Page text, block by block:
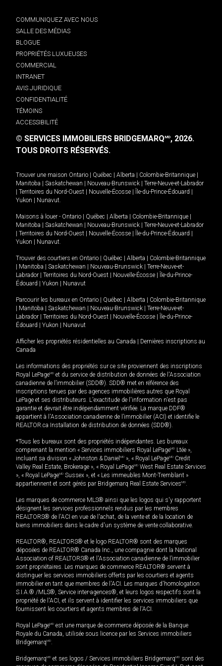
COMMUNIQUEZ AVEC NOUS
SALLE DES MÉDIAS
BLOGUE
PROPRIÉTÉS LUXUEUSES
COMMERCIAL
INTRANET
AVIS JURIDIQUE
CONFIDENTIALITÉ
TÉMOINS
ACCESSIBILITÉ
© SERVICES IMMOBILIERS BRIDGEMARQMD, 2026.
TOUS DROITS RÉSERVÉS.
Trouver une maison Ontario Québec Alberta Colombie-Britannique
Manitoba
Saskatchewan Nouveau-Brunswick
Terre-Neuve-et-Labrador
Territoires du Nord-Ouest Nouvelle-Écosse Île-du-Prince-Édouard
Yukon
Nunavut.
Maisons à louer - Ontario Québec Alberta Colombie-Britannique
Manitoba
Saskatchewan Nouveau-Brunswick
Terre-Neuve-et-Labrador
Territoires du Nord-Ouest Nouvelle-Écosse Île-du-Prince-Édouard
Yukon
Nunavut.
Trouver des courtiers en Ontario Québec Alberta
Colombie-Britannique
Manitoba Saskatchewan Nouveau-Brunswick
Terre-Neuve-et-
Labrador
Territoires du Nord-Ouest Nouvelle-Écosse
Île-du-Prince-
Édouard
Yukon Nunavut
Parcourir les bureaux en Ontario Québec Alberta
Colombie-Britannique
Manitoba Saskatchewan Nouveau-Brunswick
Terre-Neuve-et-
Labrador
Territoires du Nord-Ouest Nouvelle-Écosse
Île-du-Prince-
Édouard
Yukon Nunavut
Afficher les propriétés résidentielles au Canada
Dernières inscriptions au
Canada
Les informations des propriétés sur ce site proviennent des inscriptions
Royal LePageMD et du service de distribution de données de l'Association
canadienne de l’immobilier (SDD®). SDD® met en référence des
inscriptions tenues par des agences immobilières autres que Royal
LePage et ses distributeurs. L'exactitude de l'information n'est pas
garantie et devrait être indépendamment vérifiée. La marque DDF®
appartient à l'Association canadienne de l’immobilier (ACI) et identifie le
REALTOR.ca Installation de distribution de données (SDD®).
*Tous les bureaux sont des propriétés indépendantes. Les bureaux
comprenant la mention « Services immobiliers Royal LePageMD Ltée »,
incluant sa division « Johnston & Daniel MD », « Royal LePageMD Credit
Valley Real Estate, Brokerage », « Royal LePageMD West Real Estate Services
», « Royal LePageMD Sussex », et « Les immeubles Mont-Tremblant »
appartiennent et sont gérés par Bridgemarq Real Estate ServicesMD.
Les marques de commerce MLS® ainsi que les logos qui s'y rapportent
désignent les services professionnels rendus par les membres
REALTORS® de l'ACI en vue de l'achat, de la vente et de la location de
biens immobiliers dans le cadre d'un système de vente collaborative.
REALTOR®, REALTORS® et le logo REALTOR® sont des marques
déposées de REALTOR® Canada Inc., une compagnie dont la National
Association of REALTORS® et l'Association canadienne de l’immobilier
sont propriétaires. Les marques de commerce REALTOR® servent à
distinguer les services immobiliers offerts par les courtiers et agents
immobilier en tant que membres de l'ACI. Les marques d'homologation
S.I.A.® /MLS®, Service inter-agences®, et leurs logos respectifs sont la
propriété de l'ACI, et ils servent à identifier les services immobiliers que
fournissent les courtiers et agents membres de l'ACI.
Royal LePageMD est une marque de commerce déposée de la Banque
Royale du Canada, utilisée sous licence par les Services immobiliers
BridgemarqMD.
BridgemarqMD et ses logos / Services immobiliers BridgemarqMD sont des